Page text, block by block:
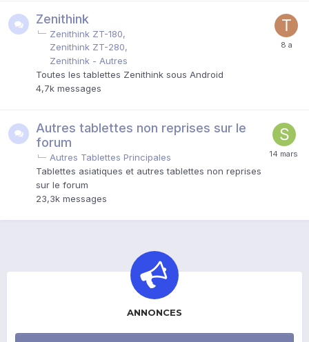
Zenithink
Zenithink ZT-180
Zenithink ZT-280
Zenithink - Autres
Toutes les tablettes Zenithink sous Android
4,7k messages
Autres tablettes non reprises sur le
forum
Autres Tablettes Principales
Tablettes asiatiques et autres tablettes non reprises
sur le forum
23,3k messages
ANNONCES